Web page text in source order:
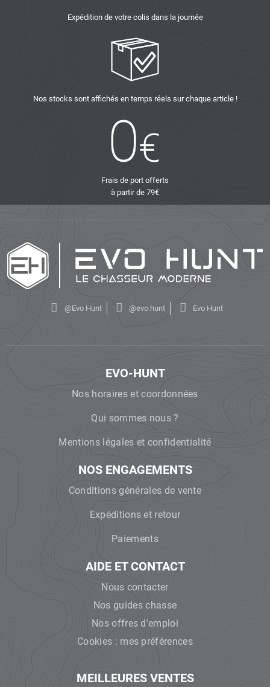
Expédition de votre colis dans la journée
Nos stocks sont affichés en temps réels sur chaque article !
Frais de port offerts
à partir de 79€
@Evo Hunt @evo.hunt Evo Hunt
EVO-HUNT
Nos horaires et coordonnées
Qui sommes nous ?
Mentions légales et confidentialité
NOS ENGAGEMENTS
Conditions générales de vente
Expéditions et retour
Paiements
AIDE ET CONTACT
Nous contacter
Nos guides chasse
Nos offres d'emploi
Cookies : mes préférences
MEILLEURES VENTES